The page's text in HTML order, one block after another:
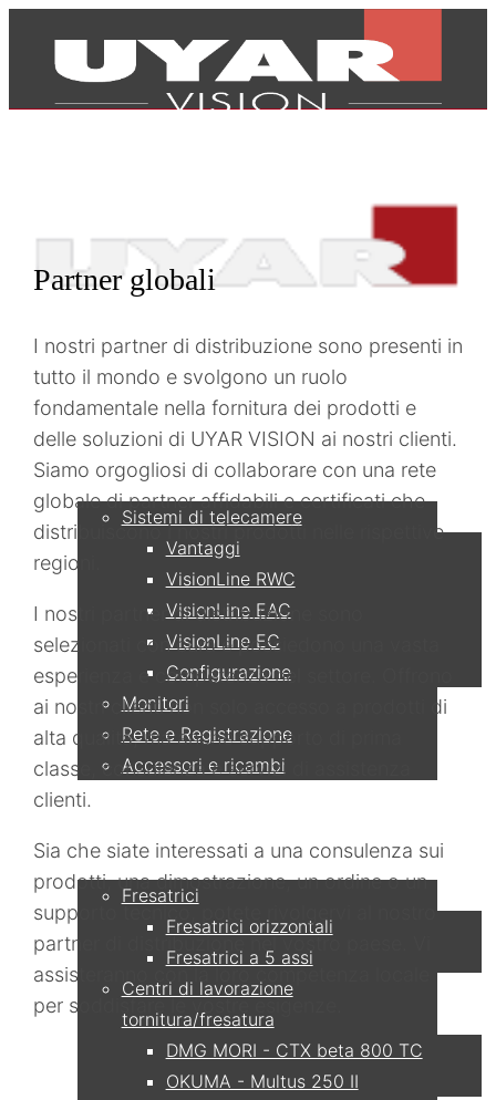
Prodotti
Sistemi di telecamere
Vantaggi
VisionLine RWC
VisionLine EAC
VisionLine EC
Configurazione
Monitori
Rete e Registrazione
Accessori e ricambi
Fresatrici
Fresatrici orizzontali
Fresatrici a 5 assi
Centri di lavorazione
tornitura/fresatura
DMG MORI - CTX beta 800 TC
OKUMA - Multus 250 II
Partner globali
I nostri partner di distribuzione sono presenti in
tutto il mondo e svolgono un ruolo
fondamentale nella fornitura dei prodotti e
delle soluzioni di UYAR VISION ai nostri clienti.
Siamo orgogliosi di collaborare con una rete
globale di partner affidabili e certificati che
distribuiscono i nostri prodotti nelle rispettive
regioni.
I nostri partner di distribuzione sono
selezionati con cura e possiedono una vasta
esperienza e competenza nel settore. Offrono
ai nostri clienti non solo accesso a prodotti di
alta qualità, ma anche supporto di prima
classe, consulenza e servizi di assistenza
clienti.
Sia che siate interessati a una consulenza sui
prodotti, una dimostrazione, un ordine o un
supporto tecnico, potete rivolgervi al nostro
partner di distribuzione nel vostro paese. Vi
assisteranno con la loro competenza locale
per soddisfare le vostre esigenze.